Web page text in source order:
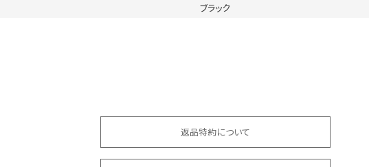
ブラック
返品特約について